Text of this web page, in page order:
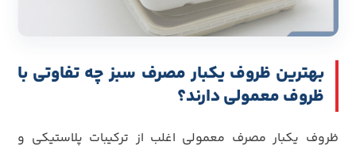
بهترین ظروف یکبار مصرف سبز چه تفاوتی با
ظروف معمولی دارند؟
ظروف یکبار مصرف معمولی اغلب از ترکیبات پلاستیکی و